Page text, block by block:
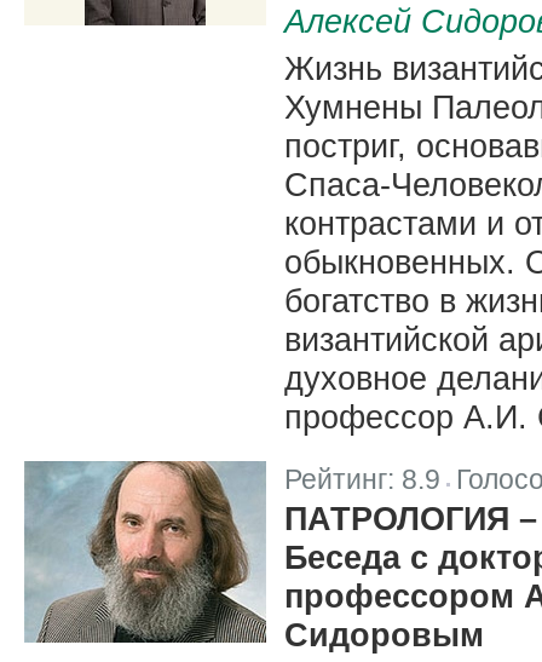
Алексей
Жизнь
Хумнены
постриг,
Спаса-
контрастами и
обыкновенных.
богатство в
византийской
духовное
профессор А.И.
Рейтинг: 8.9
ПАТРОЛОГИЯ
Беседа с
профессором
Сидоровым